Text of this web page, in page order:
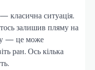
класична ситуація.
залишив пляму на
— це може
ран. Ось кілька